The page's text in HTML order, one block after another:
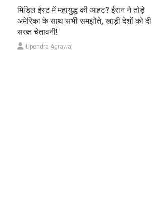
मिडिल ईस्ट में महायुद्ध की आहट? ईरान ने तोड़े
अमेरिका के साथ सभी समझौते, खाड़ी देशों को दी
सख्त चेतावनी!
Upendra Agrawal